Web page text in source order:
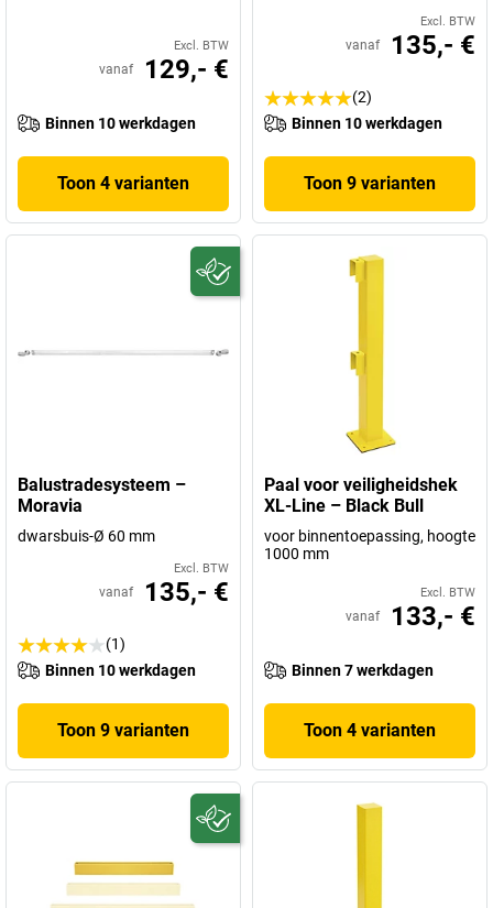
Excl. BTW
vanaf 129,- €
Binnen 10 werkdagen
Toon 4 varianten
Excl. BTW
vanaf 135,- €
(2)
Binnen 10 werkdagen
Toon 9 varianten
Balustradesysteem –
Moravia
dwarsbuis-Ø 60 mm
Excl. BTW
vanaf 135,- €
(1)
Binnen 10 werkdagen
Toon 9 varianten
Paal voor veiligheidshek
XL-Line – Black Bull
voor binnentoepassing, hoogte
1000 mm
Excl. BTW
vanaf 133,- €
Binnen 7 werkdagen
Toon 4 varianten